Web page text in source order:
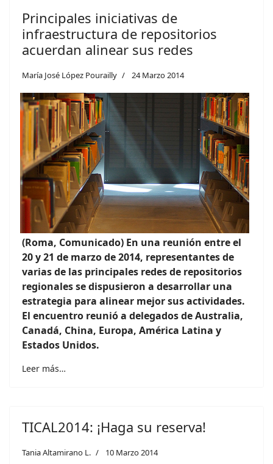
Principales iniciativas de
infraestructura de repositorios
acuerdan alinear sus redes
María José López Pourailly 24 Marzo 2014
(Roma, Comunicado) En una reunión entre el
20 y 21 de marzo de 2014, representantes de
varias de las principales redes de repositorios
regionales se dispusieron a desarrollar una
estrategia para alinear mejor sus actividades.
El encuentro reunió a delegados de Australia,
Canadá, China, Europa, América Latina y
Estados Unidos.
Leer más…
TICAL2014: ¡Haga su reserva!
Tania Altamirano L. 10 Marzo 2014